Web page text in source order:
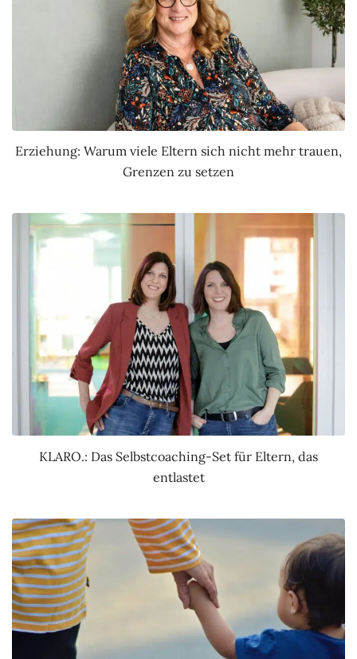
Erziehung: Warum viele Eltern sich nicht mehr trauen,
Grenzen zu setzen
KLARO.: Das Selbstcoaching-Set für Eltern, das
entlastet